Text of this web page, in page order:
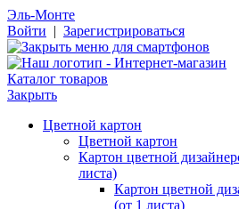
Эль-Монте
Войти | Зарегистрироваться
Каталог товаров
Закрыть
Цветной картон
Цветной картон
Картон цветной
листа)
Картон цветной
(от 1 листа)